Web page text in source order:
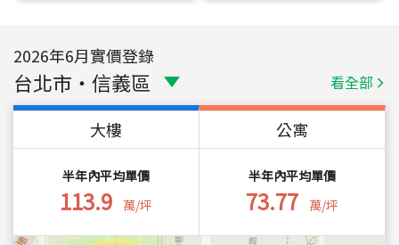
2026年6月實價登錄
台北市 ・ 信義區 看全部
大樓
半年內平均單價
113.9 萬/坪
公寓
半年內平均單價
73.77 萬/坪